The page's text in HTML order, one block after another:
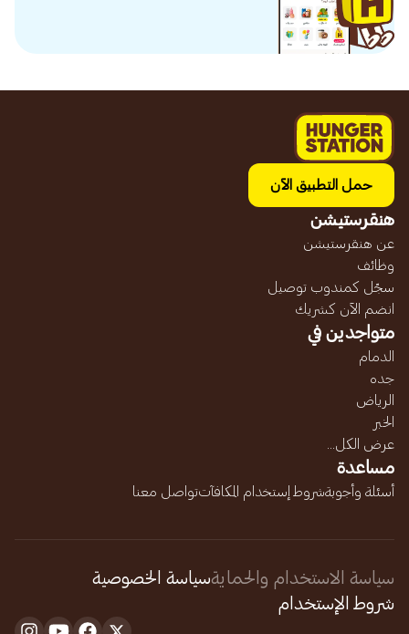
حمل التطبيق الآن
هنقرستيشن
عن هنقرستيشن
وظائف
سجّل كمندوب توصيل
انضم الآن كشريك
متواجدين في
الدمام
جده
الرياض
الخبر
عرض الكل...
مساعدة
أسئلة وأجوبةشروط إستخدام المكافآتتواصل معنا
سياسة الاستخدام والحمايةسياسة الخصوصية
شروط الإستخدام